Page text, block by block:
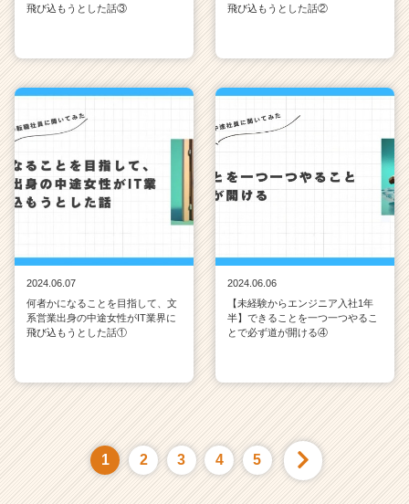
飛び込もうとした話③
飛び込もうとした話②
2024.06.07
何者かになることを目指して、文
系営業出身の中途女性がIT業界に
飛び込もうとした話①
2024.06.06
【未経験からエンジニア入社1年
半】できることを一つ一つやるこ
とで必ず道が開ける④
1 2 3 4 5